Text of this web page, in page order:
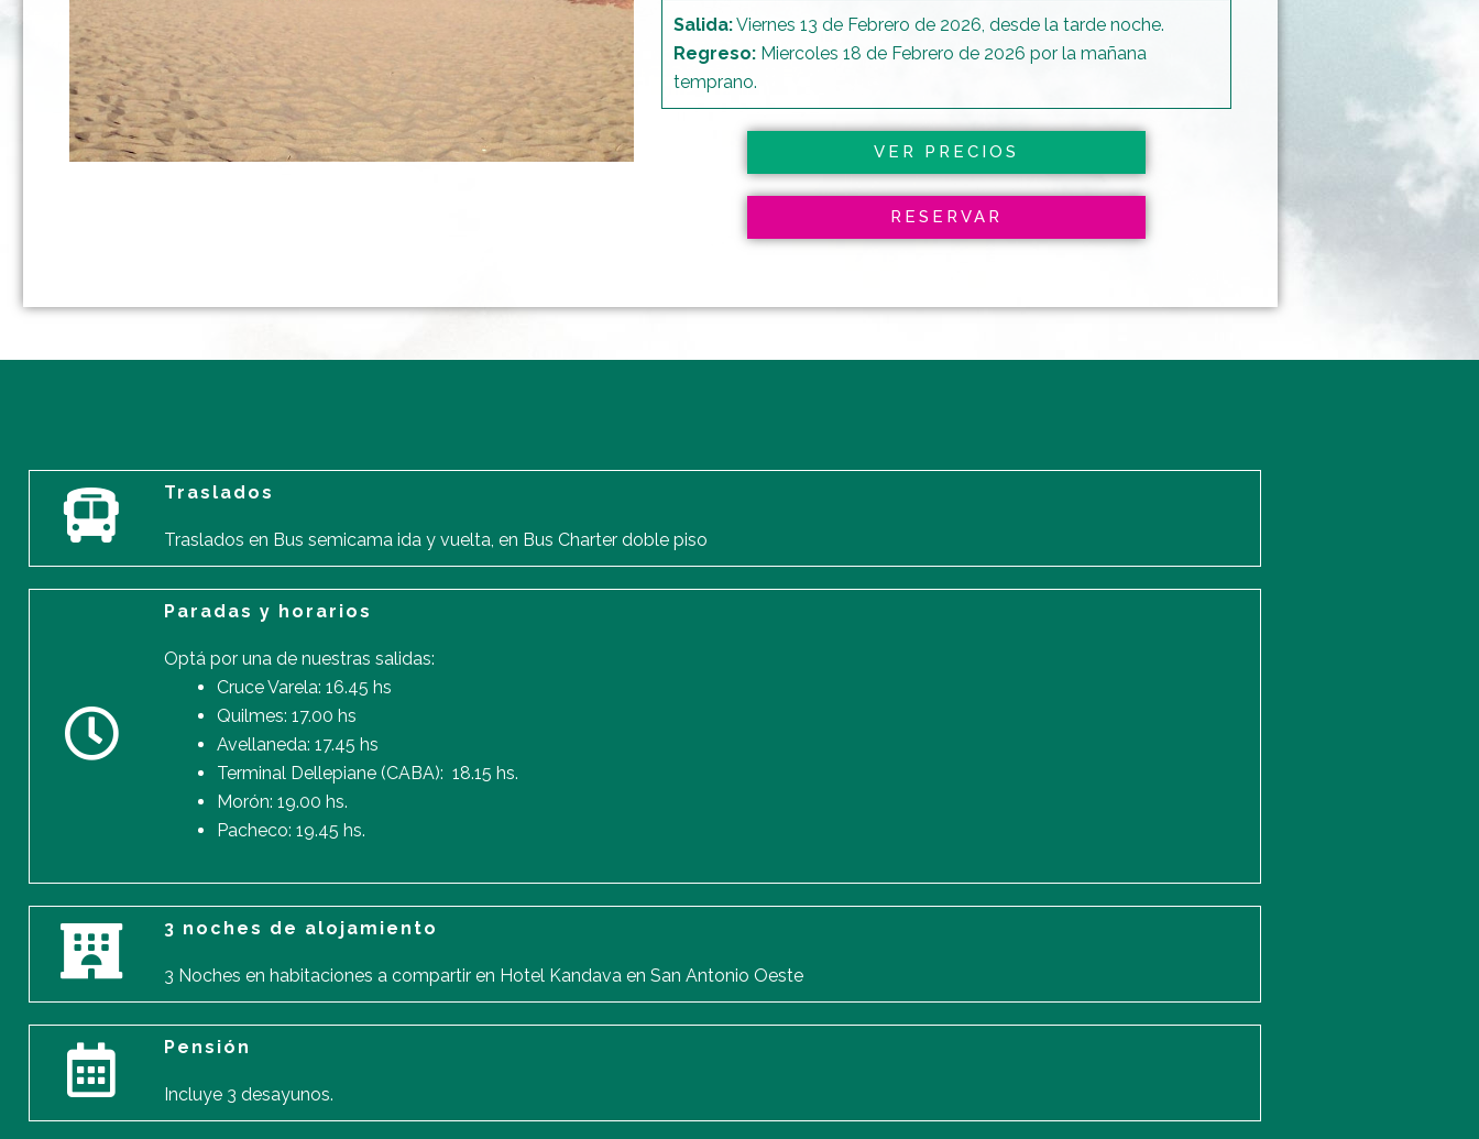
Salida:Viernes 13 de Febrero de 2026, desde la tarde noche.
Regreso: Miercoles 18 de Febrero de 2026 por la mañana
temprano.
VER PRECIOS
RESERVAR
Traslados
Traslados en Bus semicama ida y vuelta, en Bus Charter doble piso
Paradas y horarios
Optá por una de nuestras salidas:
Cruce Varela: 16.45 hs
Quilmes: 17.00 hs
Avellaneda: 17.45 hs
Terminal Dellepiane (CABA): 18.15 hs.
Morón: 19.00 hs.
Pacheco: 19.45 hs.
3 noches de alojamiento
3 Noches en habitaciones a compartir en Hotel Kandava en San Antonio Oeste
Pensión
Incluye 3 desayunos.